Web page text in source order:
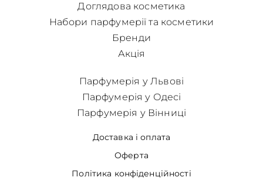
Доглядова косметика
Набори парфумерії та косметики
Бренди
Акція
Доставка і оплата
Оферта
Політика конфіденційності
Парфумерія у Львові
Парфумерія у Одесі
Парфумерія у Вінниці